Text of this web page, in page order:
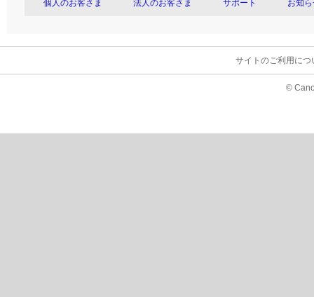
個人のお客さま 法人のお客さま サポート お知
サイトのご利用につ
©